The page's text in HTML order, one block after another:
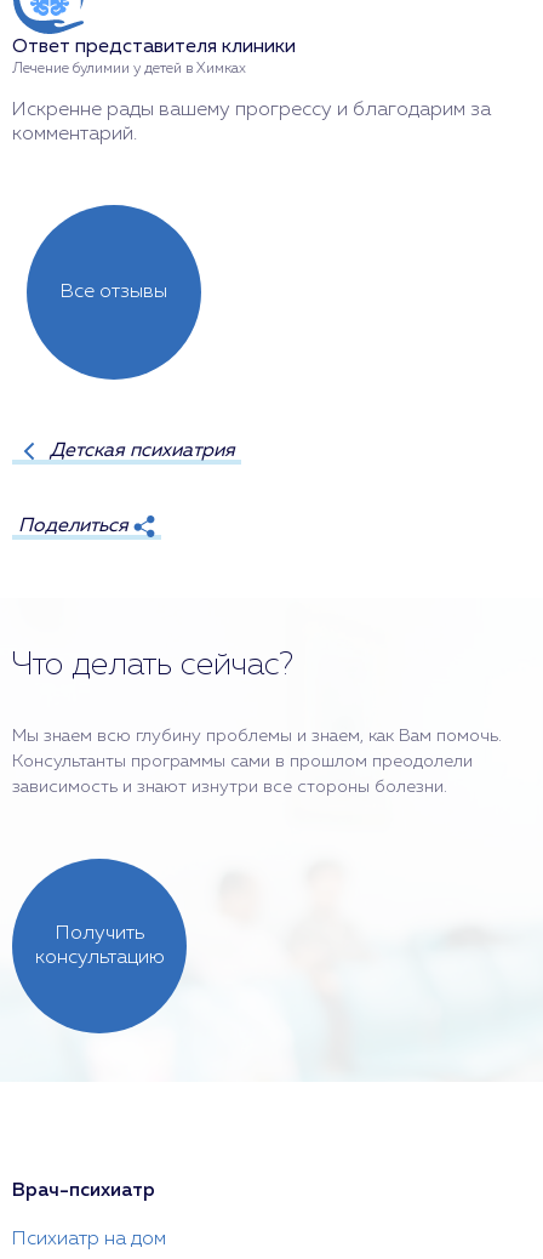
Ответ представителя клиники
Лечение булимии у детей в Химках
Искренне рады вашему прогрессу и благодарим за
комментарий.
Все отзывы
Детская психиатрия
Поделиться
Что делать сейчас?
Мы знаем всю глубину проблемы и знаем, как Вам помочь.
Консультанты программы сами в прошлом преодолели
зависимость и знают изнутри все стороны болезни.
Получить
консультацию
Врач-психиатр
Психиатр на дом